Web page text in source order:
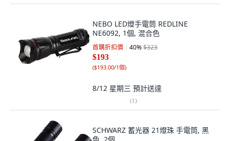
NEBO LED燈手電筒 REDLINE
NE6092, 1個, 混合色
首購折扣價 40%$323
$193
($193.00/1個)
8/12 星期三 預計送達
(1)
SCHWARZ 蓄光器 21燈珠 手電筒, 黑